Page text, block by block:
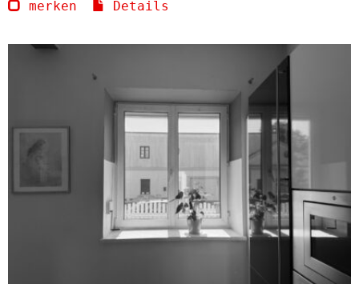
merken Details